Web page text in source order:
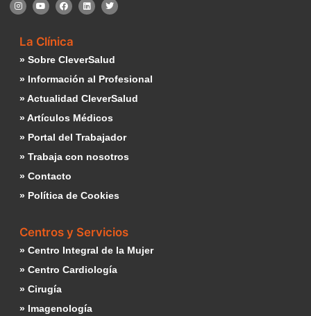
La Clínica
» Sobre CleverSalud
» Información al Profesional
» Actualidad CleverSalud
» Artículos Médicos
» Portal del Trabajador
» Trabaja con nosotros
» Contacto
» Política de Cookies
Centros y Servicios
» Centro Integral de la Mujer
» Centro Cardiología
» Cirugía
» Imagenología